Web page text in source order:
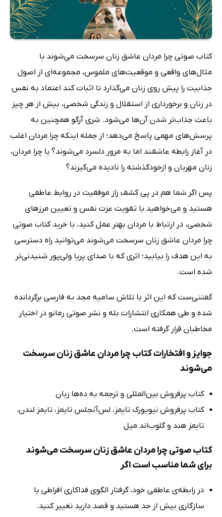
کتاب صوتی چرا مردان عاشق زنان سرسخت می‌شوند با
مثال‌های واقعی و موقعیت‌های ملموس، مجموعه‌ای از اصول
جذابیت را پیش روی زنان می‌گذارد تا اثبات کند اعتماد به نفس
در زنان و برخورداری از استقلال و زندگی شخصی، بیش از هر چیز
باعث جذاب‌تر شدن آن‌ها می‌شود. شری آرگو همچنین به
پرسش‌های مهمی پاسخ می‌دهد؛ از جمله اینکه چرا مردان اغلب
در آغاز رابطه عاشقند اما به مرور دلسرد می‌شوند؟ یا چرا مردان،
زنان مهربان و ازخودگذشته را نادیده می‌گیرند؟
پس اگر شما هم در پی کشف راز موفقیت در روابط عاطفی
هستید و می‌خواهید با تقویت عزت نفس و تعیین مرزهای
شخصی، در ارتباط با مردان بهتر عمل کنید، با خرید کتاب صوتی
چرا مردان عاشق زنان سرسخت می‌شوند می‌توانید راه دسترسی
به این هدف را بیابید؛ اثری که با صدای پریا ولی‌پور شنیدنی‌تر
شده است.
گفتنی‌ست که این اثر با تلاش سامیه مجد به فارسی برگردانده
شده و طی همکاری انتشارات بله و نشر صوتی رمانو در اختیار
مخاطبان قرار گرفته است.
جوایز و افتخارات کتاب چرا مردان عاشق زنان سرسخت
می‌شوند
کتاب پرفروش بین‌المللی و ترجمه به ده‌ها زبان
کتاب پرفروش نیویورک تایمز، لس‌آنجلس تایمز، تایمز لندن،
تایمز هند و گلوب‌اند میل
کتاب صوتی چرا مردان عاشق زنان سرسخت می‌شوند
برای شما مناسب است اگر
در رابطه‌ی عاطفی خود، گرفتار الگوی فداکاری افراطی یا
سازگاری بیش از حد هستید و قصد دارید تغییر کنید.